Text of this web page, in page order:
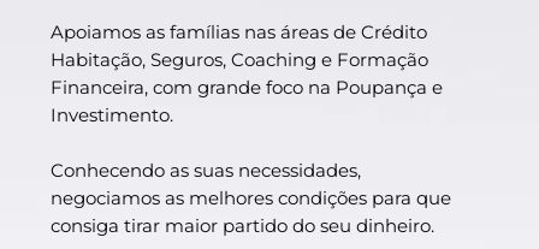
Apoiamos as famílias nas áreas de Crédito
Habitação, Seguros, Coaching e Formação
Financeira, com grande foco na Poupança e
Investimento.
Conhecendo as suas necessidades,
negociamos as melhores condições para que
consiga tirar maior partido do seu dinheiro.